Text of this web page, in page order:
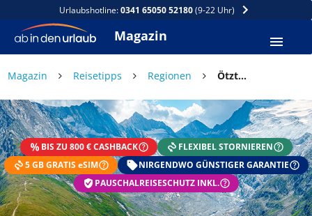
Urlaubshotline:0341 65050 52180(9-22 Uhr)
Magazin
Magazin Reisetipps Regionen Ötztal: Alpenparadies in Österreich
BIS ZU 800 € CASHBACK
FLEXIBEL STORNIEREN
5 GB GRATIS eSIM
NIRGENDWO GÜNSTIGER GARANTIE
PAUSCHALREISESCHUTZ INKL.
DEIN SOMMER ZAHLT SICH
AUS
Exklusiv: Nur in der ab in den urlaub App
☀️ Bis zu 1.000 € Sommer Cashback
📱 App gratis herunterladen